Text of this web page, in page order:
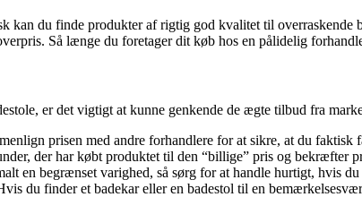
du finde produkter af rigtig god kvalitet til overraskende
Så længe du foretager dit køb hos en pålidelig
er det vigtigt at kunne genkende de ægte tilbud fra
prisen med andre forhandlere for at sikre, at du faktisk
der har købt produktet til den “billige” pris og bekræfter
en begrænset varighed, så sørg for at handle hurtigt, hvis du
du finder et badekar eller en badestol til en